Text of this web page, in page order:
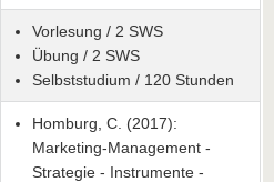
Vorlesung / 2 SWS
Übung / 2 SWS
Selbststudium / 120 Stunden
Homburg, C. (2017):
Marketing-Management -
Strategie - Instrumente -